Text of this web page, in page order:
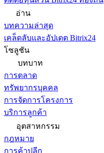
อ่าน
บทความล่าสุด
เคล็ดลับและอัปเดต Bitrix24
โซลูชัน
บทบาท
การตลาด
ทรัพยากรบุคคล
การจัดการโครงการ
บริการลูกค้า
อุตสาหกรรม
กฎหมาย
การค้าปลีก